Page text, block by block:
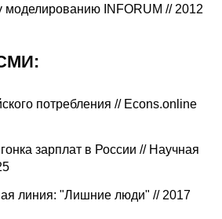
моделированию INFORUM // 2012
потребления // Econs.online
зарплат в России // Научная
линия: "Лишние люди" // 2017